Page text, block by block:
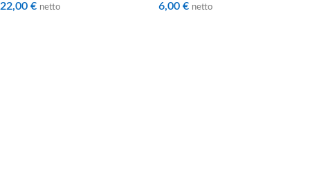
22,00 € netto
6,00 € netto